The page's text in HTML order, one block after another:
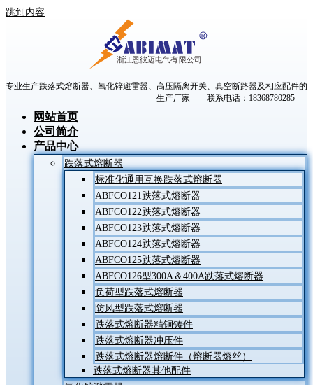
跳到内容
专业生产跌落式熔断器、氧化锌避雷器、高压隔离开关、真空断路器及相应配件的
生产厂家 联系电话：18368780285
网站首页
公司简介
产品中心
跌落式熔断器
标准化通用互换跌落式熔断器
ABFCO121跌落式熔断器
ABFCO122跌落式熔断器
ABFCO123跌落式熔断器
ABFCO124跌落式熔断器
ABFCO125跌落式熔断器
ABFCO126型300A＆400A跌落式熔断器
负荷型跌落式熔断器
防风型跌落式熔断器
跌落式熔断器精铜铸件
跌落式熔断器冲压件
跌落式熔断器熔断件（熔断器熔丝）
跌落式熔断器其他配件